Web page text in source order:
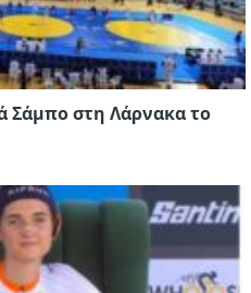
Σάμπο στη Λάρνακα το